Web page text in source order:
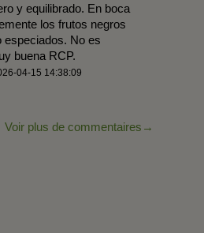
y equilibrado. En boca
los frutos negros
especiados. No es
buena RCP.
04-15 14:38:09
Voir plus de commentaires